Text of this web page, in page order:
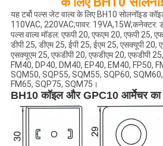
यह टर्बो पल्स जेट वाल्व के लिए BH10 सोलनॉइड
110VAC, 220VAC;पावर: 19VA,15W;कनेक्टर:
पल्स वाल्व मॉडल: एफपी 20, एफएम 20, एफपी 25,
डीपी 25, डीएम 25, ईपी 25, ईएम 25, एसक्यूपी 20,
एसक्यूएम 25, एफडीपी 20, एफडीएम 20, एफडीपी
FM40, DP40, DM40, EP40, EM40, FP50,
SQM50, SQP55, SQM55, SQP60,
FM65, SQP75, SQM75।
BH10 कॉइल और GPC10 आर्मेचर